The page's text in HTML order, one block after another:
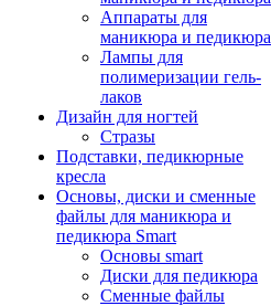
Аппараты для
маникюра и педикюра
Лампы для
полимеризации гель-
лаков
Дизайн для ногтей
Стразы
Подставки, педикюрные
кресла
Основы, диски и сменные
файлы для маникюра и
педикюра Smart
Основы smart
Диски для педикюра
Сменные файлы